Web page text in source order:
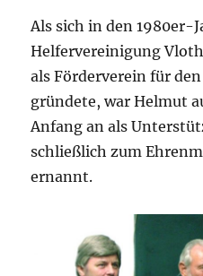
Als sich in den 1980er-
Helfervereinigung
als Förderverein für
gründete, war Helmut
Anfang an als
schließlich zum
ernannt.